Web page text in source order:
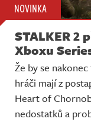
NOVINKA
STALKER 2
Xboxu
Že by se
hráči mají z
Heart of
nedostatků a